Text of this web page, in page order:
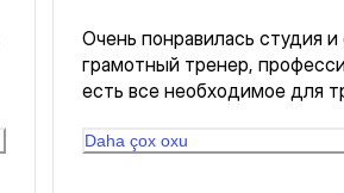
Очень понравилась студия
грамотный тренер,
есть все необходимое для
Daha çox oxu